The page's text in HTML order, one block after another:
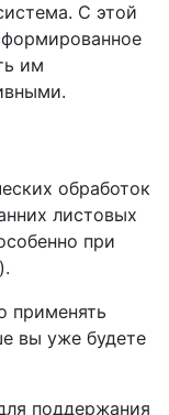
С этой
им
обработок
листовых
при
применять
вы уже будете
поддержания